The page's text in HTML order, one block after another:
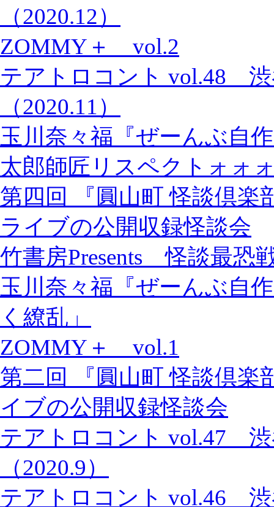
（2020.12）
ZOMMY＋ vol.2
テアトロコント vol.48
（2020.11）
玉川奈々福『ぜーんぶ自
太郎師匠リスペクトォォ
第四回 『圓山町 怪談倶
ライブの公開収録怪談会
竹書房Presents 怪談最恐
玉川奈々福『ぜーんぶ自
く繚乱」
ZOMMY＋ vol.1
第二回 『圓山町 怪談倶
イブの公開収録怪談会
テアトロコント vol.47
（2020.9）
テアトロコント vol.46